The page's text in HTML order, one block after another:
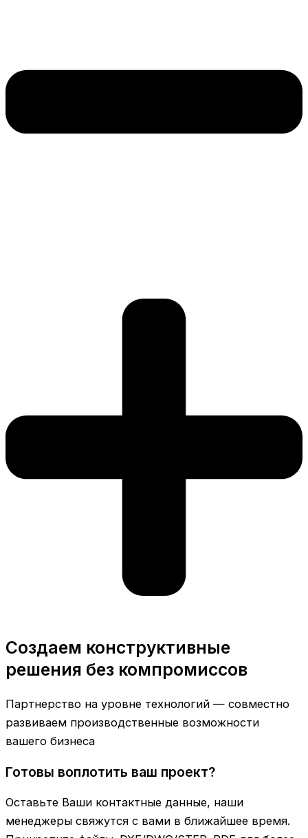
Создаем конструктивные
решения без компромиссов
Партнерство на уровне технологий — совместно
развиваем производственные возможности
вашего бизнеса
Готовы воплотить ваш проект?
Оставьте Ваши контактные данные, наши
менеджеры свяжутся с вами в ближайшее время.